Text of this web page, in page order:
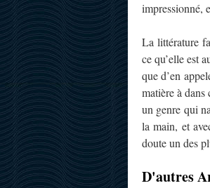
impressionné,
La littérature
ce qu’elle est
que d’en
matière à
un genre qui
la main, et
doute un des
D'autres